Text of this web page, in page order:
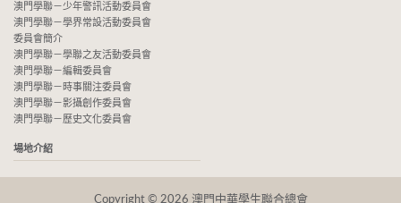
澳門學聯－少年警訊活動委員會
澳門學聯－學界常設活動委員會
委員會簡介
澳門學聯－學聯之友活動委員會
澳門學聯－編輯委員會
澳門學聯－時事關注委員會
澳門學聯－影攝創作委員會
澳門學聯－歷史文化委員會
場地介紹
Copyright © 2026 澳門中華學生聯合總會